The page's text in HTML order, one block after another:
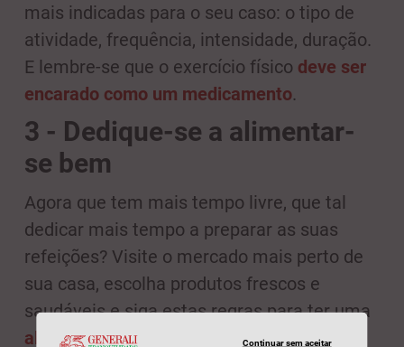
mais indicadas para o seu caso: o tipo de
atividade, frequência, intensidade, duração.
E lembre-se que o exercício físico deve ser
encarado como um medicamento.
3 - Dedique-se a alimentar-
se bem
Agora que tem mais tempo livre, que tal
dedicar mais tempo a preparar as suas
refeições? Visite o mercado mais perto de
sua casa, escolha produtos frescos e
saudáveis e siga estas regras para ter uma
alimentação saudável
Continuar sem aceitar